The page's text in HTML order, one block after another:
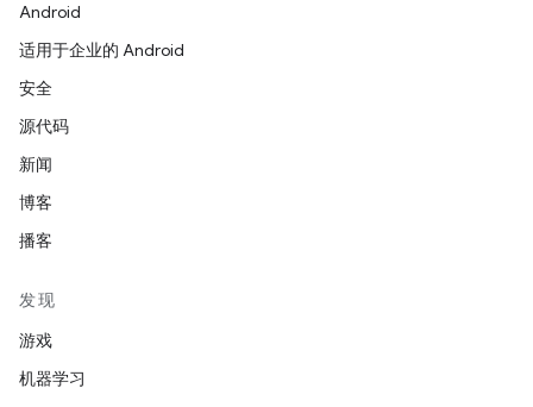
Android
适用于企业的 Android
安全
源代码
新闻
博客
播客
发现
游戏
机器学习